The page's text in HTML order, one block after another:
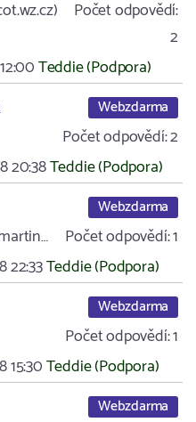
Počet odpovědí:
2
Teddie (Podpora)
Webzdarma
Počet odpovědí:2
20:38Teddie (Podpora)
Webzdarma
Počet odpovědí:1
22:33Teddie (Podpora)
Webzdarma
Počet odpovědí:1
15:30Teddie (Podpora)
Webzdarma